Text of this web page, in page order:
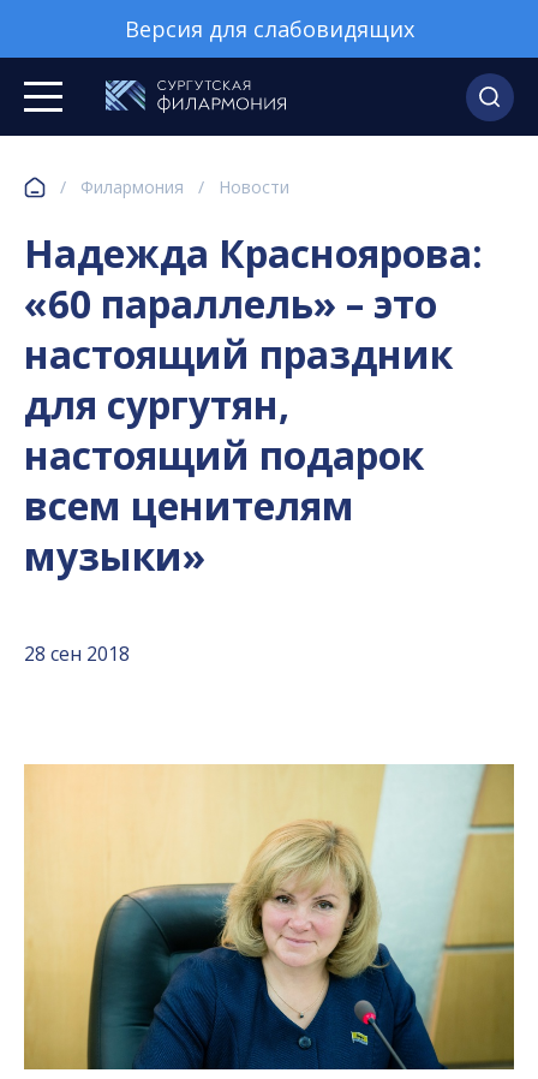
Версия для слабовидящих
/ Филармония / Новости
Надежда Красноярова:
«60 параллель» – это
настоящий праздник
для сургутян,
настоящий подарок
всем ценителям
музыки»
28 сен 2018